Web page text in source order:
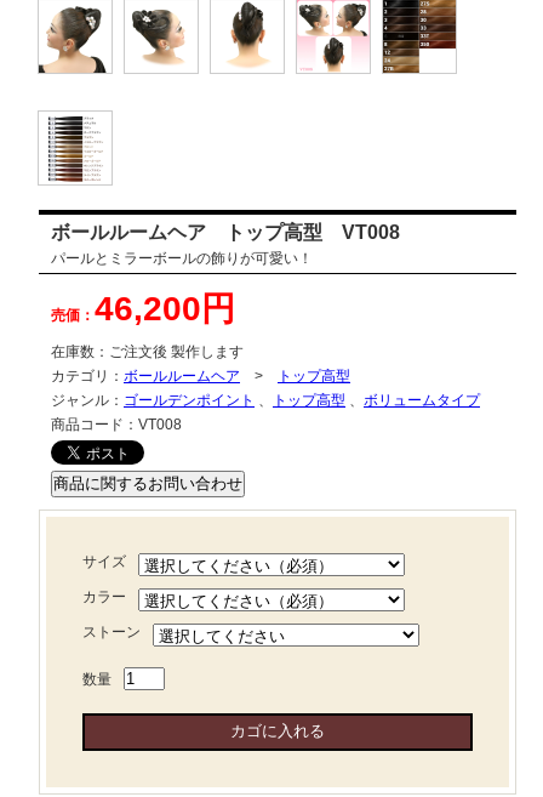
ボールルームヘア トップ高型 VT008
パールとミラーボールの飾りが可愛い！
売価： 46,200円
在庫数： ご注文後 製作します
カテゴリ： ボールルームヘア >
トップ高型
ジャンル： ゴールデンポイント 、 トップ高型 、 ボリュームタイプ
商品コード： VT008
サイズ
カラー
ストーン
数量